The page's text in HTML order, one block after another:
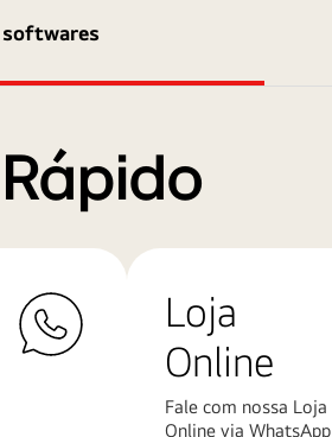
Loja
Online
Fale com nossa Loja
Online via WhatsApp